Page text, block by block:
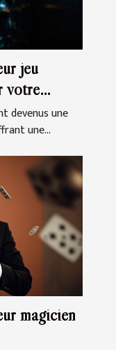
jeu
votre
devenus une
une...
magicien